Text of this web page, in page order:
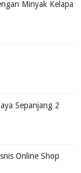
Minyak Kelapa
Sepanjang 2
Online Shop